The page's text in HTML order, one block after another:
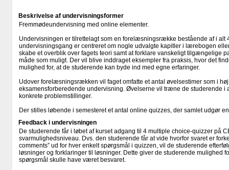
Beskrivelse af undervisningsformer
Fremmødeundervisning med online elementer.
Undervisningen er tilrettelagt som en forelæsningsrække bestående af i alt
undervisningsgang er centreret om nogle udvalgte kapitler i lærebogen
skabe et overblik over fagets teori samt at forklare vanskeligt tilgængelige
måde som muligt. Der vil blive inddraget eksempler fra praksis, hvor det
mulighed for, at de studerende kan byde ind med egne erfaringer.
Udover forelæsningsrækken vil faget omfatte et antal øvelsestimer som i
eksamensforberedende undervisning. Øvelserne vil træne de studerende i
konkrete problemstillinger.
Der stilles løbende i semesteret et antal online quizzes, der samlet udgør
Feedback i undervisningen
De studerende får i løbet af kurset adgang til 4 multiple choice-quizzer på
svarmulighedsniveau. Dvs. den studerende får at vide hvorfor svaret er
comments” ud for hver enkelt spørgsmål i quizzen, vil de studerende
løsninger og forklaringer til løsninger. Dette giver de studerende mulighed
spørgsmål skulle have været besvaret.